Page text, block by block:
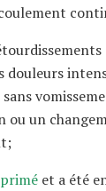
douleurs
ou un
et a été